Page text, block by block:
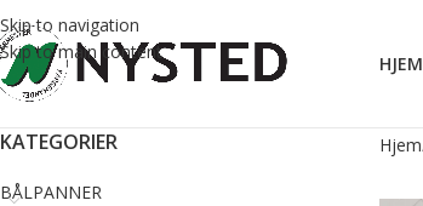
Skip to navigation
Skip to main content
HJEM
KATEGORIER
BÅLPANNER
Hjem